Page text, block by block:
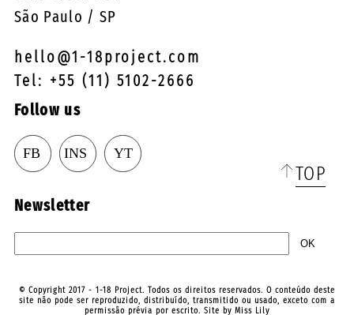
São Paulo / SP
hello@1-18project.com
Tel: +55 (11) 5102-2666
Follow us
Newsletter
TOP
© Copyright 2017 - 1-18 Project. Todos os direitos reservados. O conteúdo deste
site não pode ser reproduzido, distribuído, transmitido ou usado, exceto com a
permissão prévia por escrito. Site by Miss Lily